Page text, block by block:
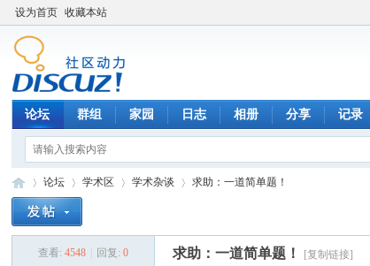
设为首页 收藏本站
论坛 群组 家园 日志 相册 分享 记录
论坛
›
学术区
›
学术杂谈
›
求助：一道简单题！
查看: 4548 回复: 0 求助：一道简单题！ [复制链接]